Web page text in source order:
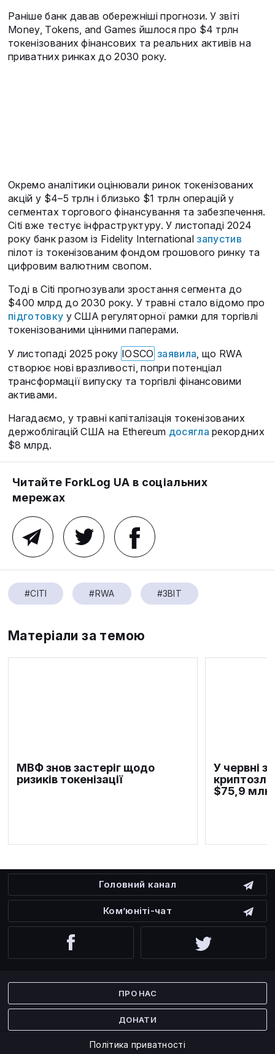
Раніше банк давав обережніші прогнози. У звіті
Money, Tokens, and Games йшлося про $4 трлн
токенізованих фінансових та реальних активів на
приватних ринках до 2030 року.
Окремо аналітики оцінювали ринок токенізованих
акцій у $4–5 трлн і близько $1 трлн операцій у
сегментах торгового фінансування та забезпечення.
Citi вже тестує інфраструктуру. У листопаді 2024
року банк разом із Fidelity International запустив
пілот із токенізованим фондом грошового ринку та
цифровим валютним свопом.
Тоді в Citi прогнозували зростання сегмента до
$400 млрд до 2030 року. У травні стало відомо про
підготовку у США регуляторної рамки для торгівлі
токенізованими цінними паперами.
У листопаді 2025 року IOSCO заявила, що RWA
створює нові вразливості, попри потенціал
трансформації випуску та торгівлі фінансовими
активами.
Нагадаємо, у травні капіталізація токенізованих
держоблігацій США на Ethereum досягла рекордних
$8 млрд.
Читайте ForkLog UA в соціальних
мережах
#CITI #RWA #ЗВІТ
Матеріали за темою
МВФ знов застеріг щодо
ризиків токенізації
У червні
$75,9 млн
Головний канал
Ком’юніті-чат
ПРО НАС
ДОНАТИ
Політика приватності